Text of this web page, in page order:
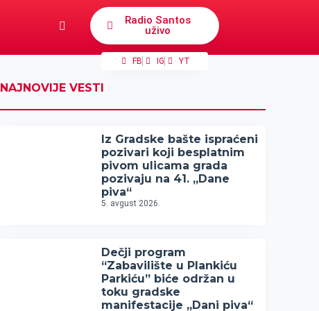
Radio Santos
uživo
FB IG YT
NAJNOVIJE VESTI
Iz Gradske bašte ispraćeni
pozivari koji besplatnim
pivom ulicama grada
pozivaju na 41. „Dane
piva“
5. avgust 2026.
Dečji program
“Zabavilište u Plankiću
Parkiću” biće održan u
toku gradske
manifestacije „Dani piva“